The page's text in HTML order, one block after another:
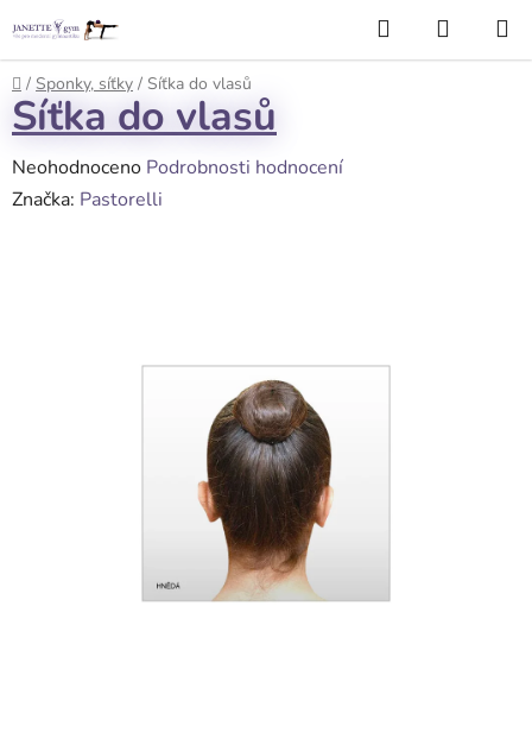
na
obsah
Hledat
KOŠÍK
Domů
/ Sponky, síťky / Síťka do vlasů
Síťka do vlasů
Průměrné
hodnocení
Neohodnoceno Podrobnosti hodnocení
Značka: Pastorelli